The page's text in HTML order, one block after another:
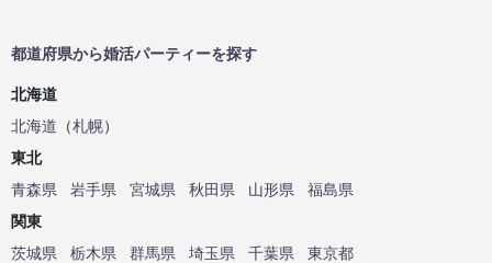
都道府県から婚活パーティーを探す
北海道
北海道 （札幌）
東北
青森県
岩手県 宮城県 秋田県 山形県
福島県
関東
茨城県
栃木県 群馬県 埼玉県 千葉県
東京都